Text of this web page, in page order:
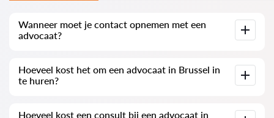
Wanneer moet je contact opnemen met een
advocaat?
Mensen besluiten een advocaat te bezoeken wanneer ze
geconfronteerd worden met complexe problemen. Vaak
verloopt zoals gewenst. Nog erger is het als de zaak al
Hoeveel kost het om een advocaat in Brussel in
te huren?
Hoeveel kost een consult bij een advocaat in